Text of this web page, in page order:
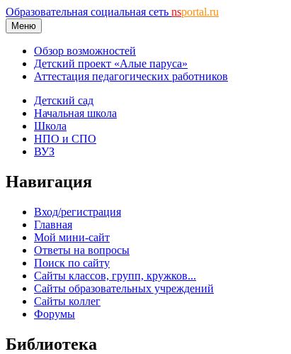
Образовательная социальная сеть nsportal.ru
Меню
Обзор возможностей
Детский проект «Алые паруса»
Аттестация педагогических работников
Детский сад
Начальная школа
Школа
НПО и СПО
ВУЗ
Навигация
Вход/регистрация
Главная
Мой мини-сайт
Ответы на вопросы
Поиск по сайту
Сайты классов, групп, кружков...
Сайты образовательных учреждений
Сайты коллег
Форумы
Библиотека